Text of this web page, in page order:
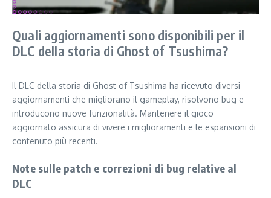
Quali aggiornamenti sono disponibili per il
DLC della storia di Ghost of Tsushima?
Il DLC della storia di Ghost of Tsushima ha ricevuto diversi
aggiornamenti che migliorano il gameplay, risolvono bug e
introducono nuove funzionalità. Mantenere il gioco
aggiornato assicura di vivere i miglioramenti e le espansioni di
contenuto più recenti.
Note sulle patch e correzioni di bug relative al
DLC